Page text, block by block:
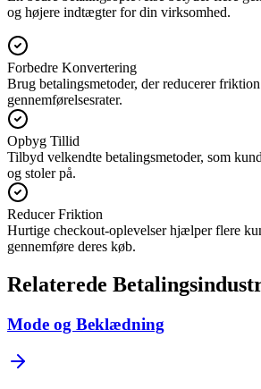
og højere indtægter for din virksomhed.
Forbedre Konvertering
Brug betalingsmetoder, der reducerer
gennemførelsesrater.
Opbyg Tillid
Tilbyd velkendte betalingsmetoder, som
og stoler på.
Reducer Friktion
Hurtige checkout-oplevelser hjælper flere
gennemføre deres køb.
Relaterede
Mode og Beklædning